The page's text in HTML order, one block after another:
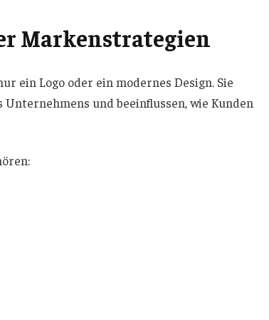
Markenstrategien
ein Logo oder ein modernes Design. Sie
und beeinflussen, wie Kunden